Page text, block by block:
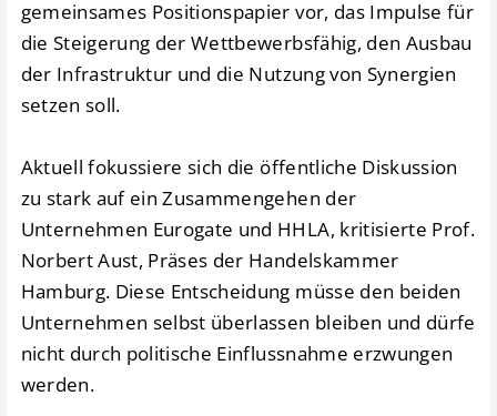
gemeinsames Positionspapier vor, das Impulse für
die Steigerung der Wettbewerbsfähig, den Ausbau
der Infrastruktur und die Nutzung von Synergien
setzen soll.
Aktuell fokussiere sich die öffentliche Diskussion
zu stark auf ein Zusammengehen der
Unternehmen Eurogate und HHLA, kritisierte Prof.
Norbert Aust, Präses der Handelskammer
Hamburg. Diese Entscheidung müsse den beiden
Unternehmen selbst überlassen bleiben und dürfe
nicht durch politische Einflussnahme erzwungen
werden.